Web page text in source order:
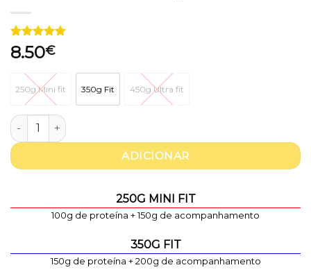
Classificado
com5em
1
classificação
de cliente
8.50€
250g Mini fit250g Mini fit
350g Fit350g Fit450g Ultra fit450g Ultra fit
Quantidade de Lascas de salmão com noodles e vegetais
ADICIONAR
250G MINI FIT
100g de proteína + 150g de acompanhamento
350G FIT
150g de proteína + 200g de acompanhamento